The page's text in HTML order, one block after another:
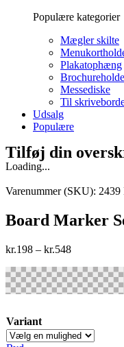
Populære kategorier
Mægler skilte
Plakatophæng
Messediske
Til
Udsalg
Populære
Tilføj din
Loading...
Varenummer (SKU): 2439
Board Marker
kr.198 – kr.548
Variant